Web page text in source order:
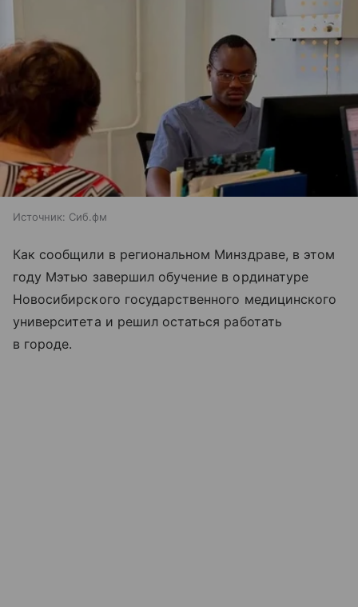
Источник: Сиб.фм
Как сообщили в региональном Минздраве, в этом
году Мэтью завершил обучение в ординатуре
Новосибирского государственного медицинского
университета и решил остаться работать
в городе.